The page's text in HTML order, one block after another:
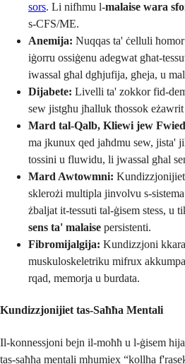
sors. Li nifhmu l-malaise wara
s-CFS/ME.
Anemija: Nuqqas ta' ċelluli
iġorru ossiġenu adegwat għat-
iwassal għal dgħjufija, għeja, u
Dijabete: Livelli ta' zokkor fid-
sew jistgħu jħalluk tħossok
Mard tal-Qalb, Kliewi jew
ma jkunux qed jaħdmu sew, jista'
tossini u fluwidu, li jwassal għal
Mard Awtowmni:
sklerożi multipla jinvolvu s-
żbaljat it-tessuti tal-ġisem stess, u
sens ta' malaise persistenti.
Fibromijalgija: Kundizzjoni
muskuloskeletriku mifrux
rqad, memorja u burdata.
Kundizzjonijiet tas-Saħħa Mentali
Il-konnessjoni bejn il-moħħ u l-ġisem
tas-saħħa mentali mhumiex “kollha